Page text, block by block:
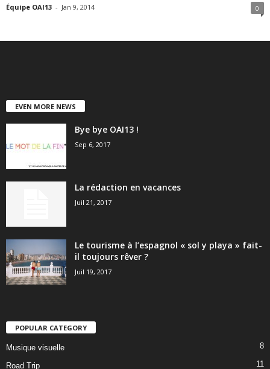
Équipe OAI13 - Jan 9, 2014 0
EVEN MORE NEWS
Bye bye OAI13 !
Sep 6, 2017
La rédaction en vacances
Juil 21, 2017
Le tourisme à l’espagnol « sol y playa » fait-
il toujours rêver ?
Juil 19, 2017
POPULAR CATEGORY
Musique visuelle 8
Road Trip 11